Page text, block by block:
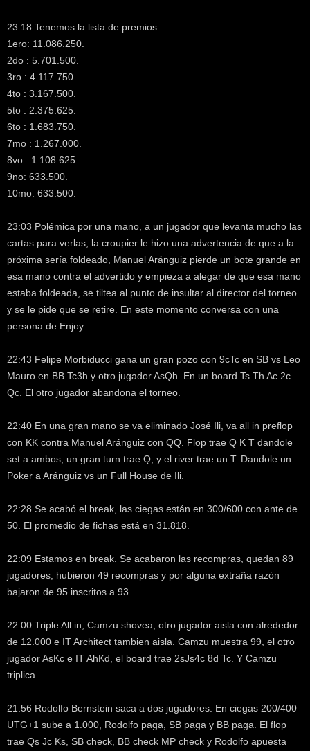
23:18 Tenemos la lista de premios:
1ero: 11.086.250.
2do : 5.701.500.
3ro : 4.117.750.
4to : 3.167.500.
5to : 2.375.625.
6to : 1.683.750.
7mo : 1.267.000.
8vo : 1.108.625.
9no: 633.500.
10mo: 633.500.
23:03 Polémica por una mano, a un jugador que levanta mucho las
cartas para verlas, la croupier le hizo una advertencia de que a la
próxima sería foldeado, Manuel Aránguiz pierde un bote grande en
esa mano contra el advertido y empieza a alegar de que esa mano
estaba foldeada, se tiltea al punto de insultar al director del torneo
y se le pide que se retire. En este momento conversa con una
persona de Enjoy.
22:43 Felipe Morbiducci gana un gran pozo con 9cTc en SB vs Leo
Mauro en BB Tc3h y otro jugador AsQh. En un board Ts Th Ac 2c
Qc. El otro jugador abandona el torneo.
22:40 En una gran mano se va eliminado José Ili, va all in preflop
con KK contra Manuel Aránguiz con QQ. Flop trae Q K T dandole
set a ambos, un gran turn trae Q, y el river trae un T. Dandole un
Poker a Aránguiz vs un Full House de Ili.
22:28 Se acabó el break, las ciegas están en 300/600 con ante de
50. El promedio de fichas está en 31.818.
22:09 Estamos en break. Se acabaron las recompras, quedan 89
jugadores, hubieron 49 recompras y por alguna extraña razón
bajaron de 95 inscritos a 93.
22:00 Triple All in, Camzu shovea, otro jugador aisla con alrededor
de 12.000 e IT Architect tambien aisla. Camzu muestra 99, el otro
jugador AsKc e IT AhKd, el board trae 2sJs4c 8d Tc. Y Camzu
triplica.
21:56 Rodolfo Bernstein saca a dos jugadores. En ciegas 200/400
UTG+1 sube a 1.000, Rodolfo paga, SB paga y BB paga. El flop
trae Qs Jc Ks, SB check, BB check MP check y Rodolfo apuesta